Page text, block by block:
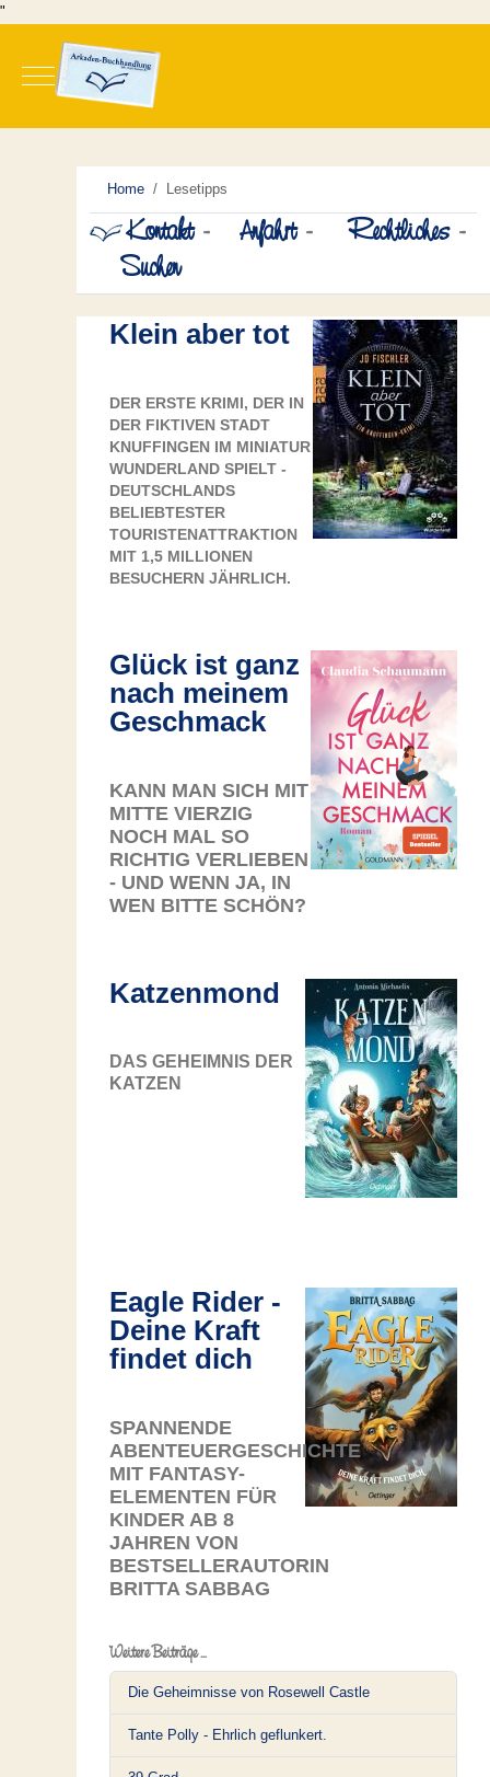
"
Mobile Menu Toggle
Home Lesetipps
Kontakt - Anfahrt - Rechtliches -
Suchen
Klein aber tot
DER ERSTE KRIMI, DER IN
DER FIKTIVEN STADT
KNUFFINGEN IM MINIATUR
WUNDERLAND SPIELT -
DEUTSCHLANDS
BELIEBTESTER
TOURISTENATTRAKTION
MIT 1,5 MILLIONEN
BESUCHERN JÄHRLICH.
Glück ist ganz
nach meinem
Geschmack
KANN MAN SICH MIT
MITTE VIERZIG
NOCH MAL SO
RICHTIG VERLIEBEN
- UND WENN JA, IN
WEN BITTE SCHÖN?
Katzenmond
DAS GEHEIMNIS DER
KATZEN
Eagle Rider -
Deine Kraft
findet dich
SPANNENDE
ABENTEUERGESCHICHTE
MIT FANTASY-
ELEMENTEN FÜR
KINDER AB 8
JAHREN VON
BESTSELLERAUTORIN
BRITTA SABBAG
Weitere Beiträge …
Die Geheimnisse von Rosewell Castle
Tante Polly - Ehrlich geflunkert.